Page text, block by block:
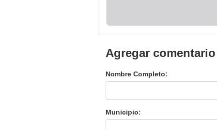
Agregar comentario
Nombre Completo:
Municipio: